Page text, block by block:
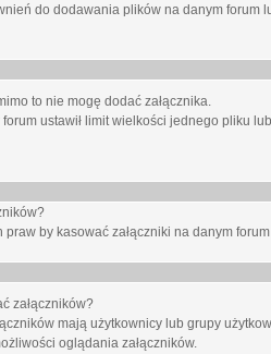
do dodawania plików na danym forum
to nie mogę dodać załącznika.
ustawił limit wielkości jednego pliku
by kasować załączniki na danym
załączników?
mają użytkownicy lub grupy
oglądania załączników.